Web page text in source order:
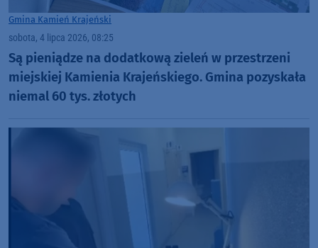
Gmina Kamień Krajeński
sobota, 4 lipca 2026, 08:25
Są pieniądze na dodatkową zieleń w przestrzeni
miejskiej Kamienia Krajeńskiego. Gmina pozyskała
niemal 60 tys. złotych